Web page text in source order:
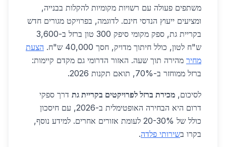
משתפים פעולה עם רשויות מקומיות להקלות בבנייה,
ומציעים ייעוץ הנדסי חינם. לדוגמה, בפרויקט מגורים חדש
בקריית גת, ספק מקומי סיפק 300 טון ברזל ב-3,600
ש"ח לטון, כולל חיתוך מדויק, חסך 40,000 ש"ח.
הצעת
מחיר מהירה תוך שעה. האזור הדרומי גם מקדם קיימות:
ברזל ממוחזר ב-70%, תואם תקנות 2026.
לסיכום, מכירת ברזל לפרויקטים בקריית גת דרך ספקי
דרום היא הבחירה האופטימלית ב-2026, עם חיסכון
כולל של 20-30% לעומת אזורים אחרים. למידע נוסף,
בקרו בשירותי פלדה.